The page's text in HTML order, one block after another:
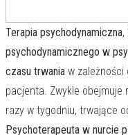
Terapia psychodynamiczna,
psychodynamicznego w
czasu trwania w zależności
pacjenta. Zwykle obejmuje
razy w tygodniu, trwające
Psychoterapeuta w nurcie